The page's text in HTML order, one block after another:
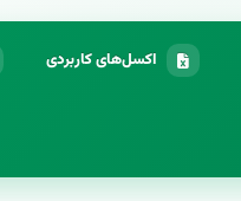
اکسل‌های کاربردی